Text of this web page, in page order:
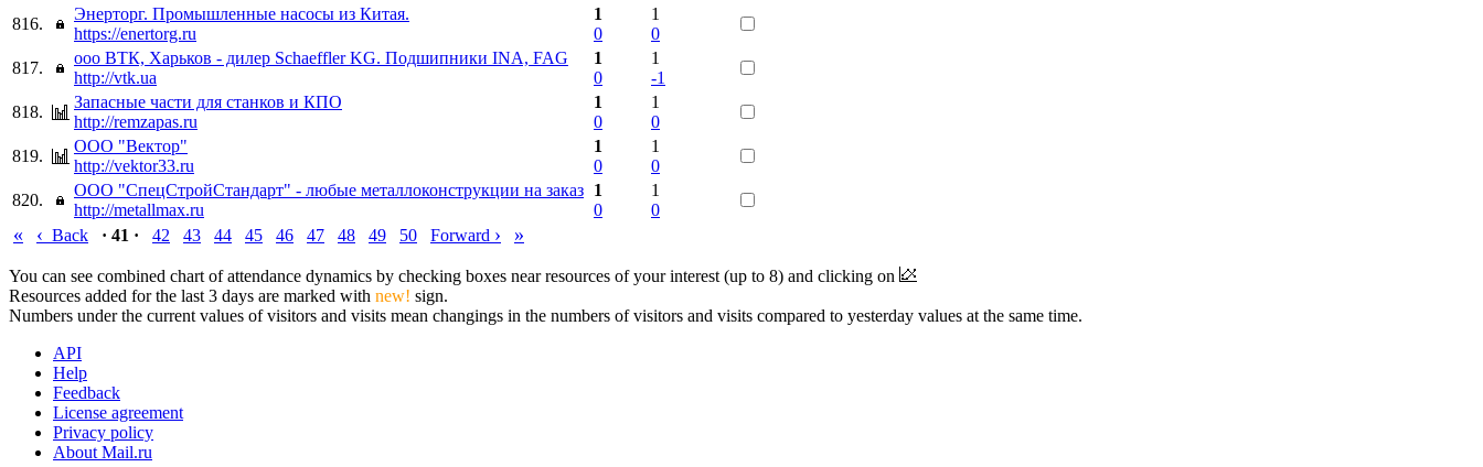
816.
Энерторг. Промышленные насосы из Китая.
https://enertorg.ru
1
0
1
0
817.
ооо ВТК, Харьков - дилер Schaeffler KG. Подшипники INA, FAG
http://vtk.ua
1
0
1
-1
818.
Запасные части для станков и КПО
http://remzapas.ru
1
0
1
0
819.
ООО "Вектор"
http://vektor33.ru
1
0
1
0
820.
ООО "СпецСтройСтандарт" - любые металлоконструкции на заказ
http://metallmax.ru
1
0
1
0
« ‹ Back · 41 · 42 43 44 45 46 47 48 49 50 Forward › »
You can see combined chart of attendance dynamics by checking boxes near resources of your interest (up to 8) and clicking on
Resources added for the last 3 days are marked with new! sign.
Numbers under the current values of visitors and visits mean changings in the numbers of visitors and visits compared to yesterday values at the same time.
API
Help
Feedback
License agreement
Privacy policy
About Mail.ru